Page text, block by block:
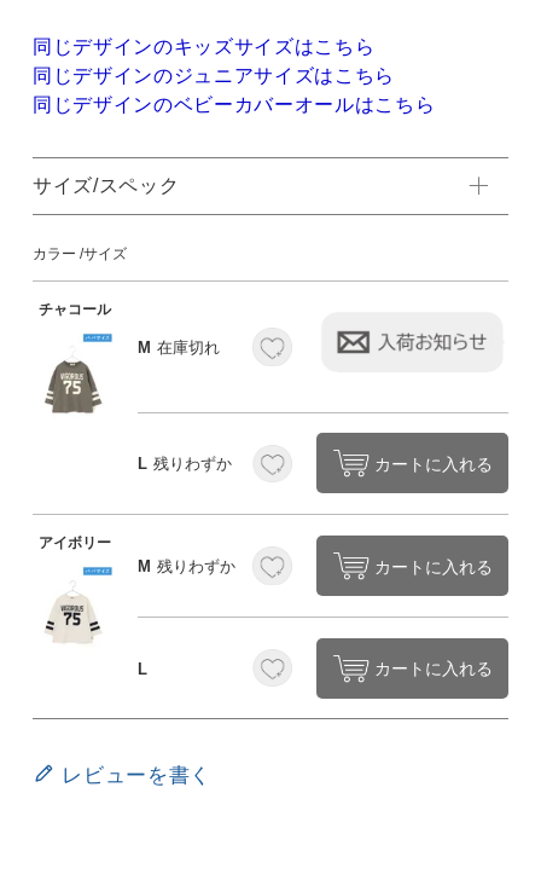
同じデザインのキッズサイズはこちら
同じデザインのジュニアサイズはこちら
同じデザインのベビーカバーオールはこちら
サイズ/スペック
カラー サイズ
チャコール
M 在庫切れ
L 残りわずか カートに入れる
アイボリー
M 残りわずか カートに入れる
L カートに入れる
レビューを書く